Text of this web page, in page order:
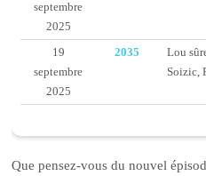
septembre
2025
19
septembre
2025
2035
Lou
Soizic,
Que pensez-vous du nouvel